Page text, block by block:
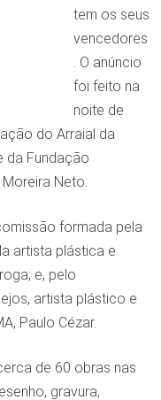
tem os seus
vencedores
. O anúncio
foi feito na
noite de
do Arraial da
da Fundação
Moreira Neto.
formada pela
artista plástica e
e, pelo
artista plástico e
Paulo Cézar.
de 60 obras nas
gravura,